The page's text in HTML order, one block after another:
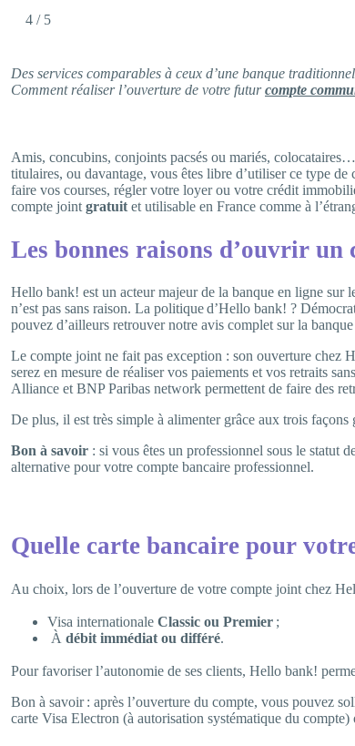
4 / 5
Des services comparables à ceux d’une banque
Comment réaliser l’ouverture de votre futurcompte
Amis, concubins, conjoints pacsés ou mariés,
titulaires, ou davantage, vous êtes libre d’utiliser ce type
faire vos courses, régler votre loyer ou votre crédit
compte joint gratuit et utilisable en France comme à
Les bonnes raisons d’ouvrir
Hello bank! est un acteur majeur de la banque en ligne sur
n’est pas sans raison. La politique d’Hello bank! ?
pouvez d’ailleurs retrouver notre avis complet sur la
Le compte joint ne fait pas exception : son ouverture chez
serez en mesure de réaliser vos paiements et vos retraits
Alliance et BNP Paribas network permettent de faire des
De plus, il est très simple à alimenter grâce aux trois façons
Bon à savoir : si vous êtes un professionnel sous le statut
alternative pour votre compte bancaire professionnel.
Quelle carte bancaire pour
Au choix, lors de l’ouverture de votre compte joint chez
Visa internationale Classic ou Premier ;
À débit immédiat ou différé.
Pour favoriser l’autonomie de ses clients, Hello bank!
Bon à savoir : après l’ouverture du compte, vous pouvez
carte Visa Electron (à autorisation systématique du